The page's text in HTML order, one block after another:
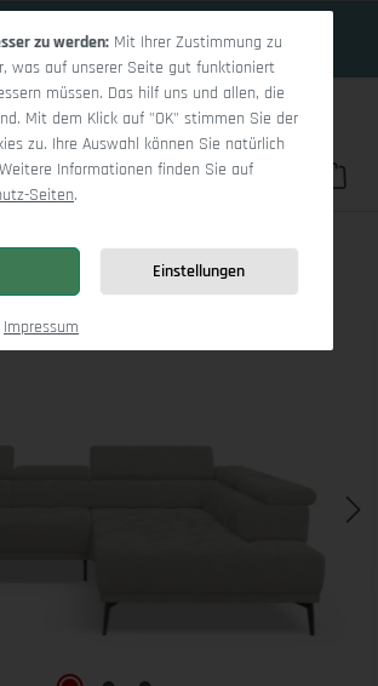
Du hast 0
R
zu werden: Mit Ihrer Zustimmung zu
was auf unserer Seite gut funktioniert
müssen. Das hilf uns und allen, die
Mit dem Klick auf "OK" stimmen Sie der
zu. Ihre Auswahl können Sie natürlich
Informationen finden Sie auf
Seiten.
Einstellungen
Impressum